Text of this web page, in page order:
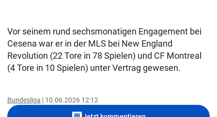
Vor seinem rund sechsmonatigen Engagement bei
Cesena war er in der MLS bei New England
Revolution (22 Tore in 78 Spielen) und CF Montreal
(4 Tore in 10 Spielen) unter Vertrag gewesen.
Bundesliga 10.06.2026 12:12